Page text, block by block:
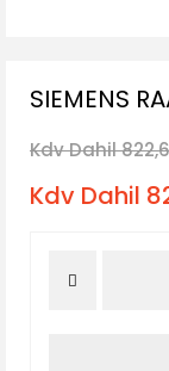
SIEMENS
Kdv Dahil
Kdv Dahil